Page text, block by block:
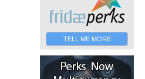
TELL ME MORE